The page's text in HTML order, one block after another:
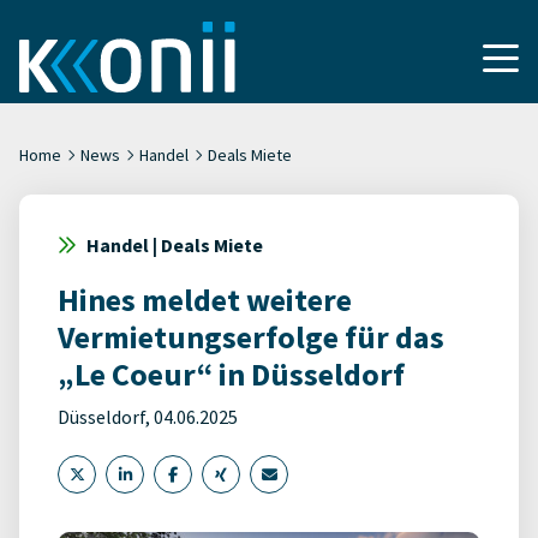
Home News Handel Deals Miete
Handel | Deals Miete
Hines meldet weitere
Vermietungserfolge für das
„Le Coeur“ in Düsseldorf
Düsseldorf, 04.06.2025